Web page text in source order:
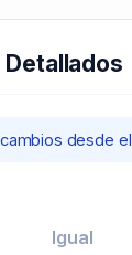
desde el
Igual